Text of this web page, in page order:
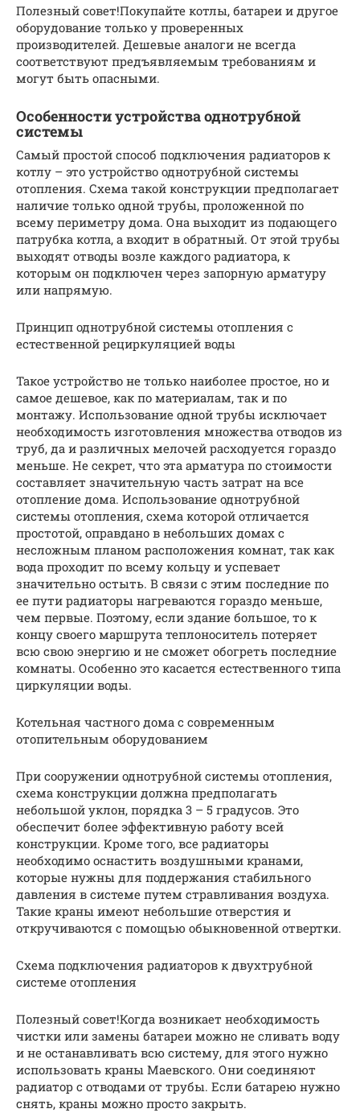
Полезный совет!Покупайте котлы, батареи и другое
оборудование только у проверенных
производителей. Дешевые аналоги не всегда
соответствуют предъявляемым требованиям и
могут быть опасными.
Особенности устройства однотрубной
системы
Самый простой способ подключения радиаторов к
котлу – это устройство однотрубной системы
отопления. Схема такой конструкции предполагает
наличие только одной трубы, проложенной по
всему периметру дома. Она выходит из подающего
патрубка котла, а входит в обратный. От этой трубы
выходят отводы возле каждого радиатора, к
которым он подключен через запорную арматуру
или напрямую.
Принцип однотрубной системы отопления с
естественной рециркуляцией воды
Такое устройство не только наиболее простое, но и
самое дешевое, как по материалам, так и по
монтажу. Использование одной трубы исключает
необходимость изготовления множества отводов из
труб, да и различных мелочей расходуется гораздо
меньше. Не секрет, что эта арматура по стоимости
составляет значительную часть затрат на все
отопление дома. Использование однотрубной
системы отопления, схема которой отличается
простотой, оправдано в небольших домах с
несложным планом расположения комнат, так как
вода проходит по всему кольцу и успевает
значительно остыть. В связи с этим последние по
ее пути радиаторы нагреваются гораздо меньше,
чем первые. Поэтому, если здание большое, то к
концу своего маршрута теплоноситель потеряет
всю свою энергию и не сможет обогреть последние
комнаты. Особенно это касается естественного типа
циркуляции воды.
Котельная частного дома с современным
отопительным оборудованием
При сооружении однотрубной системы отопления,
схема конструкции должна предполагать
небольшой уклон, порядка 3 – 5 градусов. Это
обеспечит более эффективную работу всей
конструкции. Кроме того, все радиаторы
необходимо оснастить воздушными кранами,
которые нужны для поддержания стабильного
давления в системе путем стравливания воздуха.
Такие краны имеют небольшие отверстия и
откручиваются с помощью обыкновенной отвертки.
Схема подключения радиаторов к двухтрубной
системе отопления
Полезный совет!Когда возникает необходимость
чистки или замены батареи можно не сливать воду
и не останавливать всю систему, для этого нужно
использовать краны Маевского. Они соединяют
радиатор с отводами от трубы. Если батарею нужно
снять, краны можно просто закрыть.